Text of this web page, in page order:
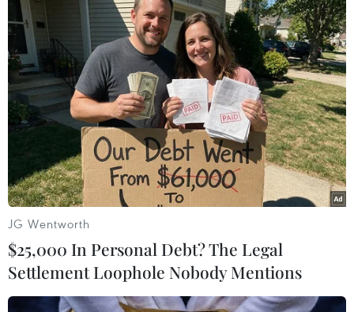
người thương vong
12/02/2017 13:39
Hai người đã thiệt mạng và 8 người bị thương trong
một vụ nổ tại một nhà máy hóa chất ở Khu Tự trị Duy
Ngô Nhĩ Tân Cương Trung Quốc ngày 11/2.
JG Wentworth
$25,000 In Personal Debt? The Legal
Settlement Loophole Nobody Mentions